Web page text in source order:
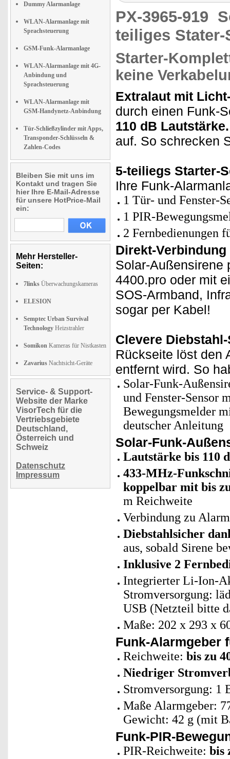
Dummy Alarmanlage
WLAN-Alarmanlage mit
Sprachsteuerung
GSM-Funk-Alarmanlage
WLAN-Alarmanlage mit 4G-
Anbindung und
Sprachsteuerung
WLAN-Alarmanlage mit
GSM-Handynetz-Anbindung
Tür-Schließzylinder mit Apps,
Transponder-Schlüsseln &
Zahlen-Codes
Bleiben Sie mit uns im
Kontakt und tragen Sie
hier Ihre E-Mail-Adresse
für unsere HotPrice-Mail
ein:
Mehr Hersteller-
Seiten:
7links Überwachungskameras
ELESION
Semptec Urban Survival
Technology Heizstrahler
Somikon Kameras für Nistkasten
Zavarius Nachtsicht-Geräte
Service- & Support-
Website der Marke
VisorTech für die
Vertriebsgebiete
Deutschland,
Österreich und
Schweiz
Datenschutz
Impressum
PX-3965-919
teiliges Stater-
Starter-
keine
Extralaut mit
durch einen Funk-
110 dB Lautstärke.
auf. So schrecken
5-teiliegs Starter-
Ihre Funk-
1 Tür- und Fenster-
1 PIR-
2 Fernbedienungen
Direkt-
Solar-Außensirene
4400.pro oder mit
SOS-Armband,
sogar per Kabel!
Clevere
Rückseite löst den
entfernt wird. So
Solar-Funk-
und Fenster-Sensor
Bewegungsmelder
deutscher Anleitung
Solar-Funk-
Lautstärke bis 110
433-MHz-
koppelbar mit bis
m Reichweite
Verbindung zu
Diebstahlsicher
aus, sobald Sirene
Inklusive 2
Integrierter Li-Ion-
Stromversorgung:
USB (Netzteil bitte
Maße: 202 x 293 x
Funk-Alarmgeber
Reichweite: bis zu
Niedriger
Stromversorgung: 1
Maße Alarmgeber:
Gewicht: 42 g (mit
Funk-PIR-
PIR-Reichweite: bis